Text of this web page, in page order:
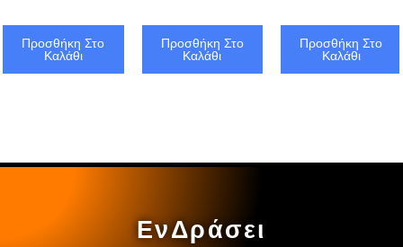
Προσθήκη Στο
Καλάθι
Προσθήκη Στο
Καλάθι
Προσθήκη Στο
Καλάθι
ΕνΔράσει